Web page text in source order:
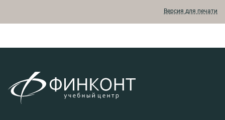
Версия для печати